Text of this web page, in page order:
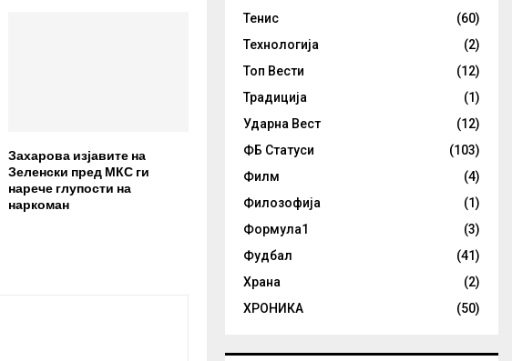
Захарова изјавите на
Зеленски пред МКС ги
нарече глупости на
наркоман
Тенис
(60)
Технологија
(2)
Топ Вести
(12)
Традиција
(1)
Ударна Вест
(12)
ФБ Статуси
(103)
Филм
(4)
Филозофија
(1)
Формула1
(3)
Фудбал
(41)
Храна
(2)
ХРОНИКА
(50)